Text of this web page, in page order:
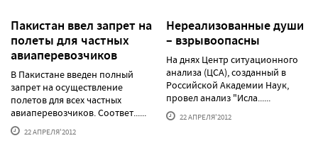
Пакистан ввел запрет на
полеты для частных
авиаперевозчиков
В Пакистане введен полный
запрет на осуществление
полетов для всех частных
авиаперевозчиков. Соответ......
22 АПРЕЛЯ'2012
Нереализованные души
– взрывоопасны
На днях Центр ситуационного
анализа (ЦСА), созданный в
Российской Академии Наук,
провел анализ "Исла......
22 АПРЕЛЯ'2012